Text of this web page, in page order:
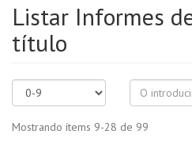
Listar Informes
título
Mostrando ítems 9-28 de 99